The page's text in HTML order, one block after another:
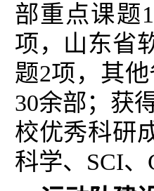
部重点课题
项，山东省
题2项，其
30余部；获
校优秀科研
科学、SCI